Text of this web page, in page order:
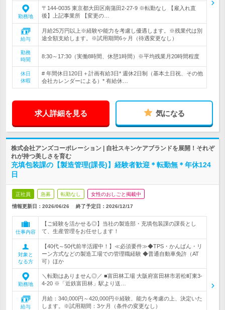
勤務地
〒144‐0035 東京都大田区南蒲田2-27-9 ※転勤なし 【雇入れ直
後】上記事業所 【変更の…
給与
月給25万円以上※経験や能力を考慮し優遇します。※残業代は別
途全額支給します。※試用期間6ヶ月（待遇変更なし）
勤務
時間
8:30～17:30（実働8時間、休憩1時間）※平均残業月20時間程度
休日
休暇
# 年間休日120日＋計画有給3日* 週休2日制（基本土日祝、その他
会社カレンダーによる）* 有給休…
求人詳細を見る 気になる
株式会社アンズコーポレーション | 自社スキンケアブランドを展開！それぞ
れが持つ美しさを育む
充填包装課の【製造管理(課長)】経験者歓迎＊転勤無＊年休124
日
正社員 急募 転勤なし 女性のおしごと掲載中
情報更新日：2026/06/26 終了予定日： 2026/12/17
仕事内容
【ご経験を活かせる◎】当社の製造部・充填包装課の課長とし
て、生産管理をお任せします！
対象と
なる方
【40代～50代前半活躍中！】≪必須要件≫◆TPS・かんばん・リ
ーン方式などの製造工場での管理職経験 ◆普通自動車免許（AT
可）ほか
勤務地
＼転勤はありません◎／ ■富田林工場 大阪府富田林市若松町東3-
4-20 ※「近鉄富田林」駅より送…
給与
月給：340,000円～420,000円※経験、能力を考慮の上、決定いた
します。※試用期間：3ケ月（条件の変更なし）